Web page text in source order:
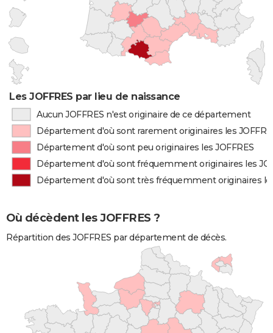
Les JOFFRES par lieu de naissance
Aucun JOFFRES n'est originaire de ce département
Département d'où sont rarement originaires les
Département d'où sont peu originaires les JOFFRES
Département d'où sont fréquemment originaires les
Département d'où sont très fréquemment originaires
Où décèdent les JOFFRES ?
Répartition des JOFFRES par département de décès.